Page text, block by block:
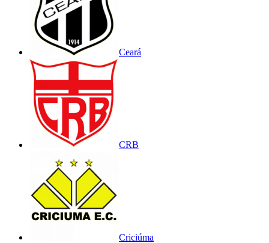
Ceará
CRB
Criciúma